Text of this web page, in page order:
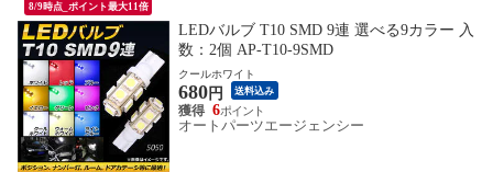
8/9時点_ポイント最大11倍
LEDバルブ T10 SMD 9連 選べる9カラー 入
数：2個 AP-T10-9SMD
クールホワイト
680円 送料込み
6
オートパーツエージェンシー